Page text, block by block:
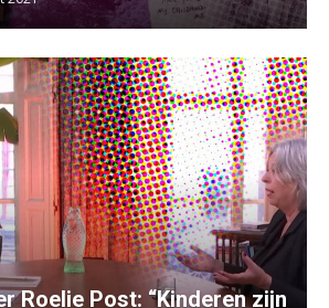
Roelie Post: “Kinderen zijn